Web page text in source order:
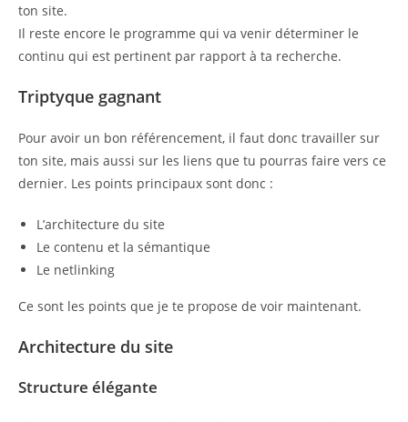
ton site.
Il reste encore le programme qui va venir déterminer le
continu qui est pertinent par rapport à ta recherche.
Triptyque gagnant
Pour avoir un bon référencement, il faut donc travailler sur
ton site, mais aussi sur les liens que tu pourras faire vers ce
dernier. Les points principaux sont donc :
L’architecture du site
Le contenu et la sémantique
Le netlinking
Ce sont les points que je te propose de voir maintenant.
Architecture du site
Structure élégante